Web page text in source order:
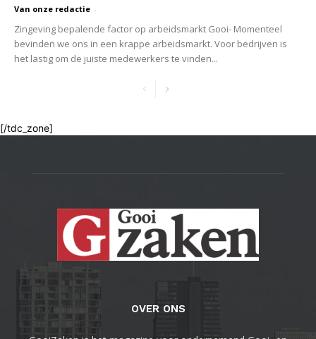
Van onze redactie -
Zingeving bepalende factor op arbeidsmarkt Gooi- Momenteel
bevinden we ons in een krappe arbeidsmarkt. Voor bedrijven is
het lastig om de juiste medewerkers te vinden...
[/tdc_zone]
OVER ONS